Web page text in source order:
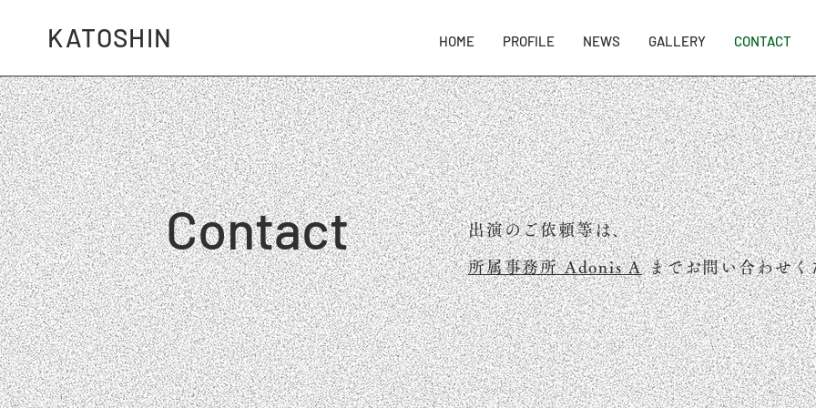
KATOSHIN HOME PROFILE NEWS GALLERY CONTACT
Contact 出演のご依頼等は、
所属事務所 Adonis Aまでお問い合わせく